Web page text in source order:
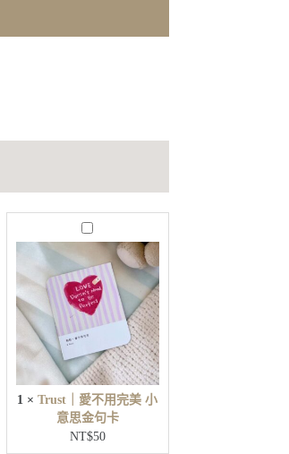
T
r
u
s
t
｜
愛
用
完
美
小
意
1 ×Trust｜愛不用完美 小
意思金句卡
NT$50